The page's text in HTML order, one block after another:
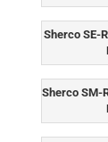
Sherco SE-
Sherco SM-